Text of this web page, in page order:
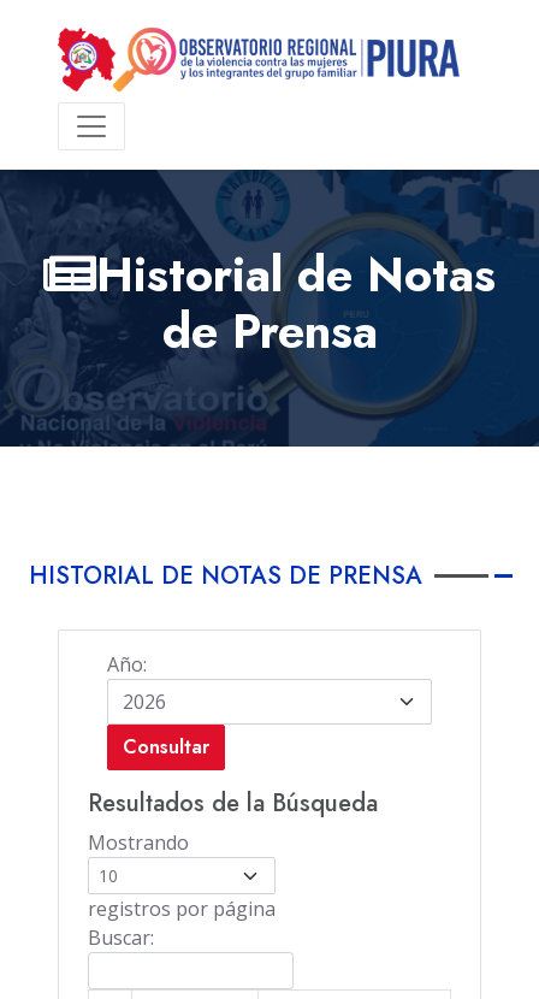
Historial de Notas
de Prensa
HISTORIAL DE NOTAS DE PRENSA
Año:
Consultar
Resultados de la Búsqueda
Mostrando
registros por página
Buscar: